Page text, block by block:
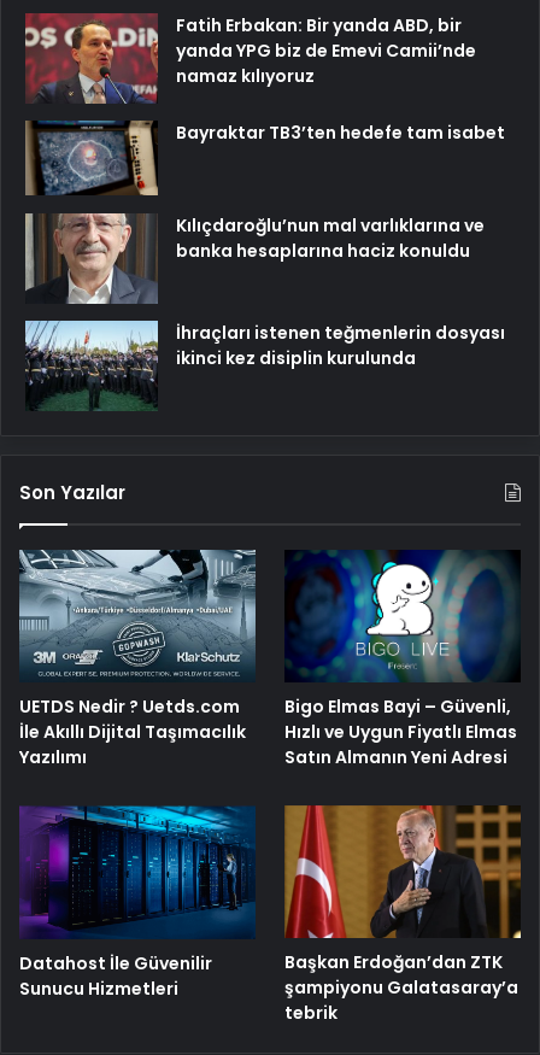
Fatih Erbakan: Bir yanda ABD, bir
yanda YPG biz de Emevi Camii’nde
namaz kılıyoruz
Bayraktar TB3’ten hedefe tam isabet
Kılıçdaroğlu’nun mal varlıklarına ve
banka hesaplarına haciz konuldu
İhraçları istenen teğmenlerin dosyası
ikinci kez disiplin kurulunda
Son Yazılar
UETDS Nedir ? Uetds.com
İle Akıllı Dijital Taşımacılık
Yazılımı
Bigo Elmas Bayi – Güvenli,
Hızlı ve Uygun Fiyatlı Elmas
Satın Almanın Yeni Adresi
Datahost İle Güvenilir
Sunucu Hizmetleri
Başkan Erdoğan’dan ZTK
şampiyonu Galatasaray’a
tebrik